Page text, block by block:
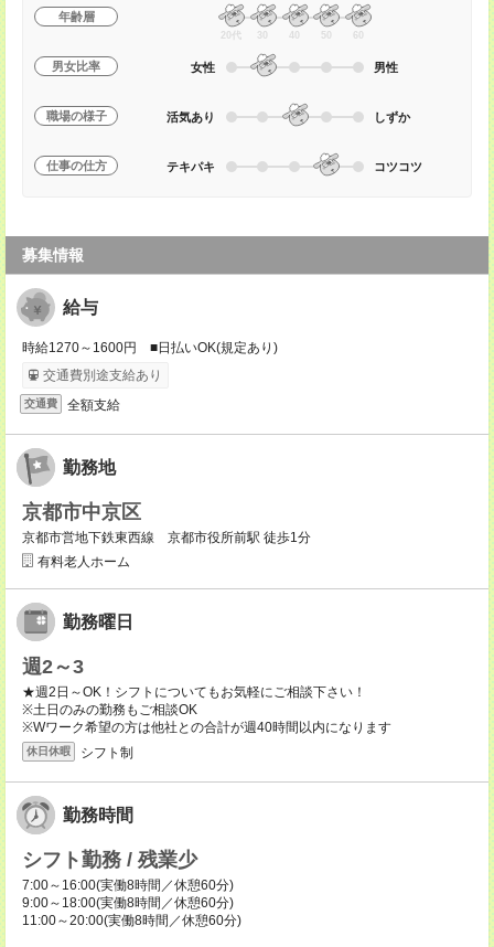
年齢層
20代 30 40 50 60
男女比率 女性 男性
職場の様子 活気あり しずか
仕事の仕方 テキパキ コツコツ
募集情報
給与
時給1270～1600円 ■日払いOK(規定あり)
交通費別途支給あり
交通費 全額支給
勤務地
京都市中京区
京都市営地下鉄東西線 京都市役所前駅 徒歩1分
有料老人ホーム
勤務曜日
週2～3
★週2日～OK！シフトについてもお気軽にご相談下さい！
※土日のみの勤務もご相談OK
※Wワーク希望の方は他社との合計が週40時間以内になります
休日休暇 シフト制
勤務時間
シフト勤務 / 残業少
7:00～16:00(実働8時間／休憩60分)
9:00～18:00(実働8時間／休憩60分)
11:00～20:00(実働8時間／休憩60分)